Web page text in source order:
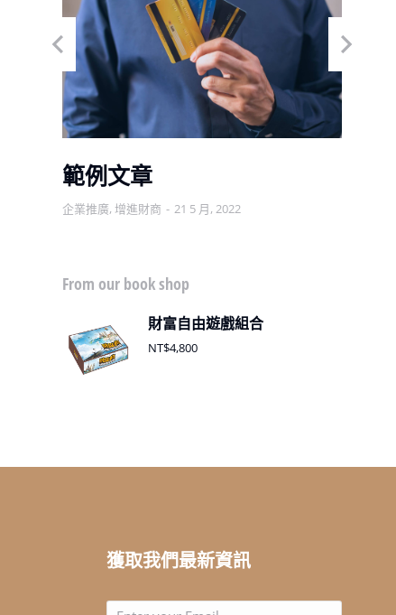
範例文章
企業推廣, 增進財商 21 5 月, 2022
From our book shop
財富自由遊戲組合
NT$4,800
獲取我們最新資訊